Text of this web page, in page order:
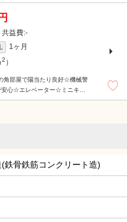
-
1ヶ月
2 ）
角部屋で陽当たり良好☆機械警
心☆エレベーター☆ミニキッ
鉄骨鉄筋コンクリート造)